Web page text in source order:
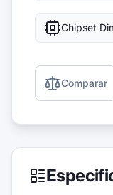
Chipset
Comparar